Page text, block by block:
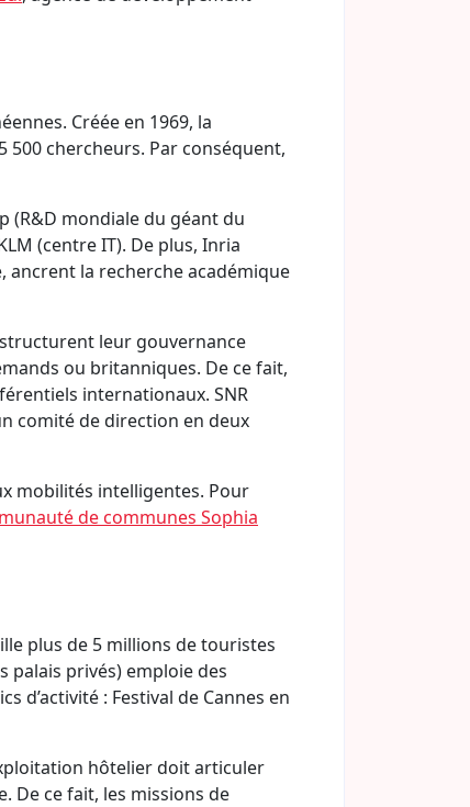
Créée en 1969, la
500 chercheurs. Par conséquent,
(R&D mondiale du géant du
(centre IT). De plus, Inria
ancrent la recherche académique
leur gouvernance
ou britanniques. De ce fait,
internationaux. SNR
comité de direction en deux
mobilités intelligentes. Pour
de communes Sophia
plus de 5 millions de touristes
palais privés) emploie des
d’activité : Festival de Cannes en
hôtelier doit articuler
De ce fait, les missions de